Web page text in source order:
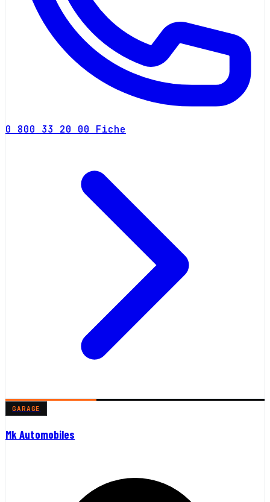
0 800 33 20 00 Fiche
GARAGE
Mk Automobiles